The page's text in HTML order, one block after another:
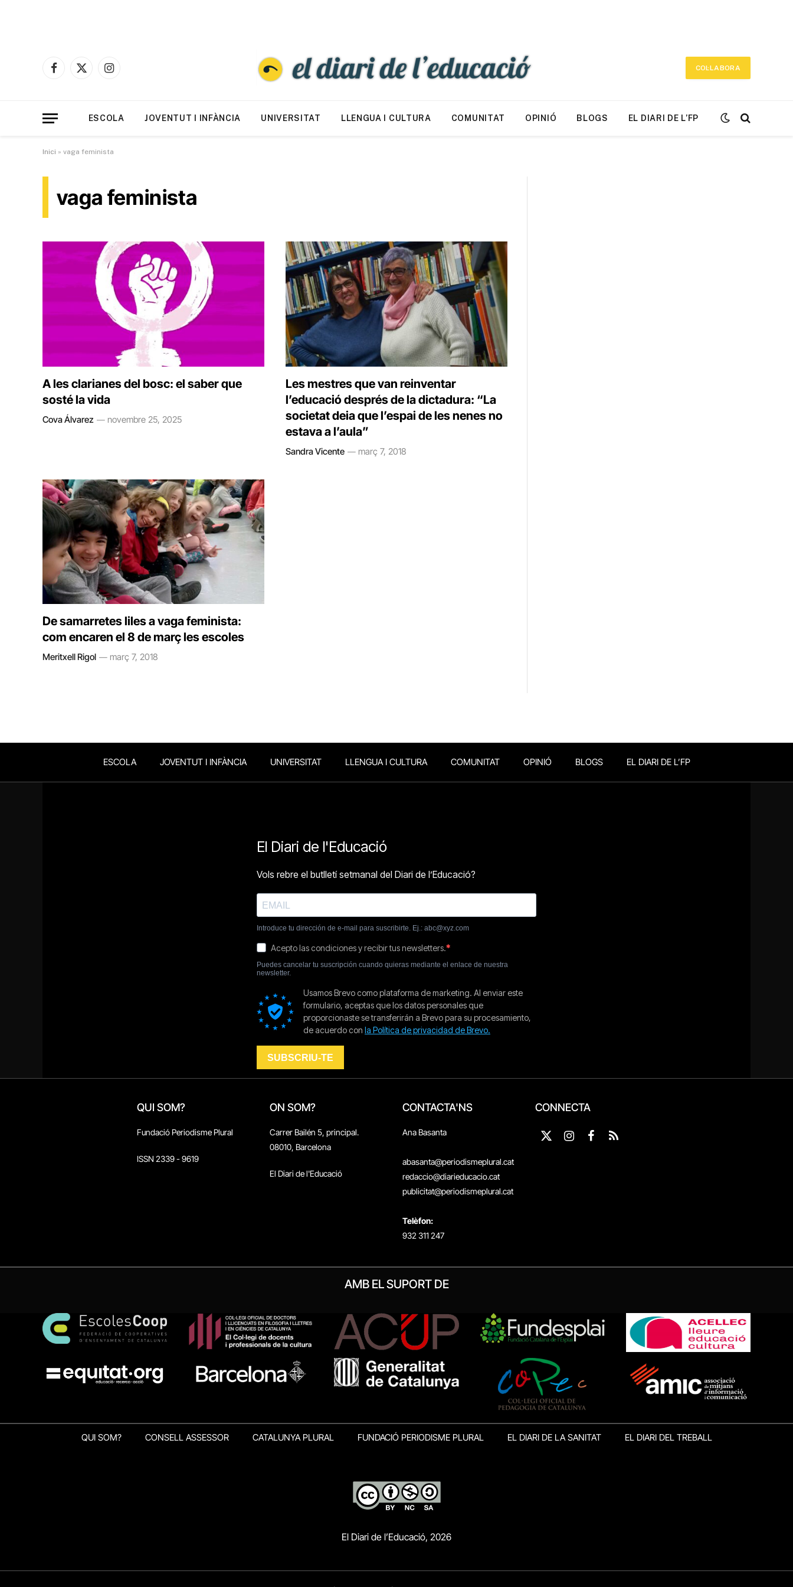
Facebook
X
Instagram
COL·LABORA
ESCOLA JOVENTUT I INFÀNCIA UNIVERSITAT LLENGUA I CULTURA COMUNITAT OPINIÓ BLOGS EL DIARI DE L’FP
Inici » vaga feminista
vaga feminista
A les clarianes del bosc: el saber que
sosté la vida
Cova Álvarez novembre 25, 2025
Les mestres que van reinventar
l’educació després de la dictadura: “La
societat deia que l’espai de les nenes no
estava a l’aula”
Sandra Vicente març 7, 2018
De samarretes liles a vaga feminista:
com encaren el 8 de març les escoles
Meritxell Rigol març 7, 2018
ESCOLA JOVENTUT I INFÀNCIA UNIVERSITAT LLENGUA I CULTURA COMUNITAT OPINIÓ BLOGS EL DIARI DE L’FP
QUI SOM?
Fundació Periodisme Plural
ISSN 2339 - 9619
ON SOM?
Carrer Bailén 5, principal.
08010, Barcelona
El Diari de l'Educació
CONTACTA'NS
Ana Basanta
abasanta@periodismeplural.cat
redaccio@diarieducacio.cat
publicitat@periodismeplural.cat
Telèfon:
932 311 247
CONNECTA
X
Instagram
Facebook
RSS
AMB EL SUPORT DE
QUI SOM? CONSELL ASSESSOR CATALUNYA PLURAL FUNDACIÓ PERIODISME PLURAL EL DIARI DE LA SANITAT EL DIARI DEL TREBALL
El Diari de l’Educació, 2026